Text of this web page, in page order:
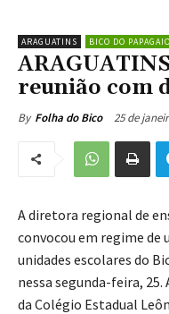
ARAGUATINS BICO DO PAPAGAIO
reunião com
By Folha do Bico 25 de
A diretora regional de
convocou em regime de
unidades escolares do
nessa segunda-feira,
da Colégio Estadual